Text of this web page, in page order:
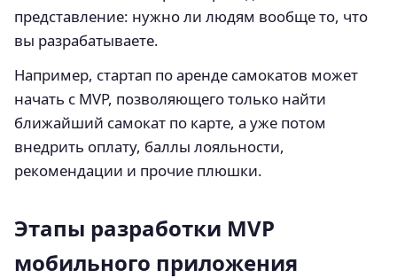
представление: нужно ли людям вообще то, что
вы разрабатываете.
Например, стартап по аренде самокатов может
начать с MVP, позволяющего только найти
ближайший самокат по карте, а уже потом
внедрить оплату, баллы лояльности,
рекомендации и прочие плюшки.
Этапы разработки MVP
мобильного приложения